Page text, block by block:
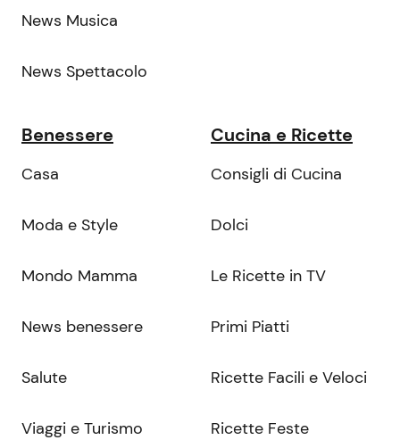
News Musica
News Spettacolo
Benessere
Casa
Moda e Style
Mondo Mamma
News benessere
Salute
Viaggi e Turismo
Cucina e Ricette
Consigli di Cucina
Dolci
Le Ricette in TV
Primi Piatti
Ricette Facili e Veloci
Ricette Feste